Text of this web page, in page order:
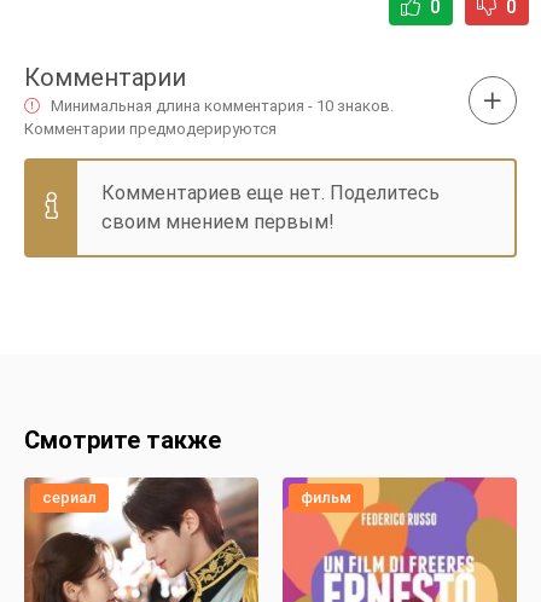
0 0
Комментарии
Минимальная длина комментария - 10 знаков.
Комментарии предмодерируются
Комментариев еще нет. Поделитесь
своим мнением первым!
Смотрите также
сериал фильм